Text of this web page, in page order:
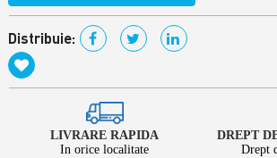
Distribuie:
LIVRARE RAPIDA
In orice localitate
DREPT
Drept